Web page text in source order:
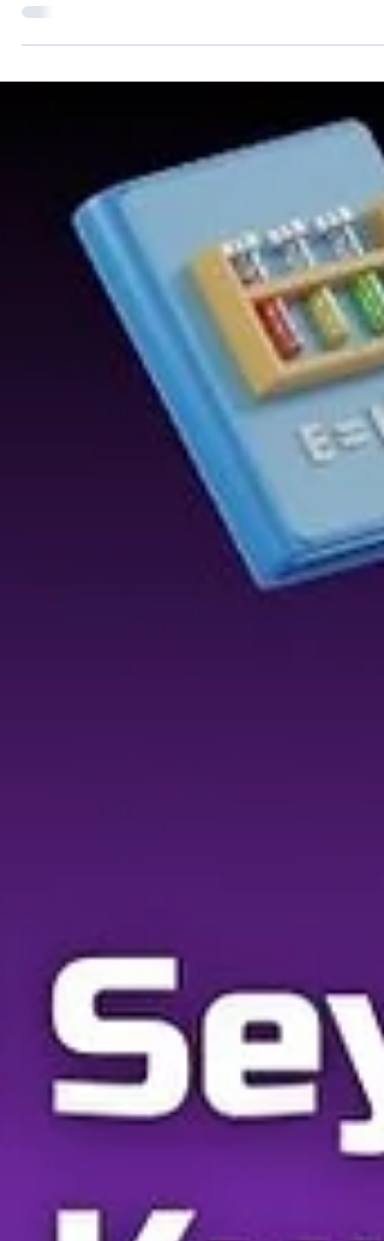
Sayın Velimiz, Lise Tiyatro Kulübümüzün
hazırladığı Shakespeare'in "Venedik Taciri"